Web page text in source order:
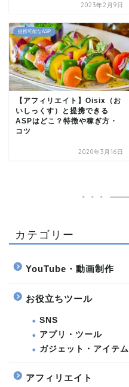
2023年2月9日
提携可能なASP
【アフィリエイト】Oisix（お
いしっくす）と提携できる
ASPはどこ？特徴や稼ぎ方・
コツ
2020年3月16日
カテゴリー
YouTube・動画制作
お役立ちツール
SNS
アプリ・ツール
ガジェット・アイテム
アフィリエイト